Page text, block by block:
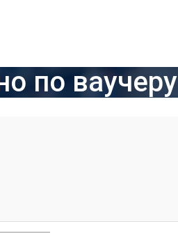
по ваучеру